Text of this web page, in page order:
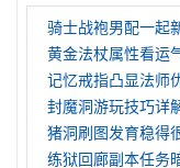
骑士战袍男配一起
黄金法杖属性看运
记忆戒指凸显法师
封魔洞游玩技巧详
猪洞刷图发育稳得
练狱回廊副本任务